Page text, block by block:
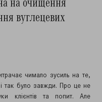
вуглецевих
чимало зусиль на те,
так було завжди. Про це не
клієнтів та попит. Але